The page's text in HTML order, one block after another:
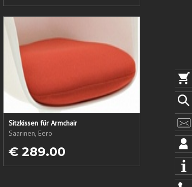
Sitzkissen für Armchair
Saarinen, Eero
€ 289.00